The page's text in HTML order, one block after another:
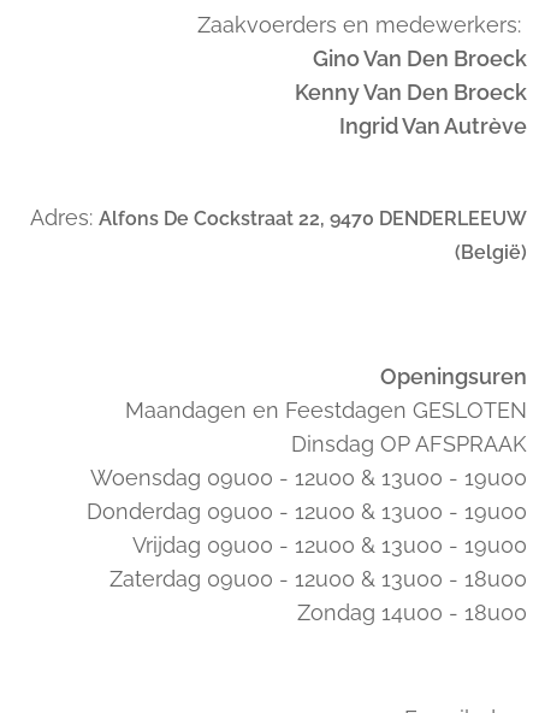
Zaakvoerders en medewerkers:
Gino Van Den Broeck
Kenny Van Den Broeck
Ingrid Van Autrève
Adres: Alfons De Cockstraat 22, 9470 DENDERLEEUW
(België)
Openingsuren
Maandagen en Feestdagen GESLOTEN
Dinsdag OP AFSPRAAK
Woensdag 09u00 - 12u00 & 13u00 - 19u00
Donderdag 09u00 - 12u00 & 13u00 - 19u00
Vrijdag 09u00 - 12u00 & 13u00 - 19u00
Zaterdag 09u00 - 12u00 & 13u00 - 18u00
Zondag 14u00 - 18u00